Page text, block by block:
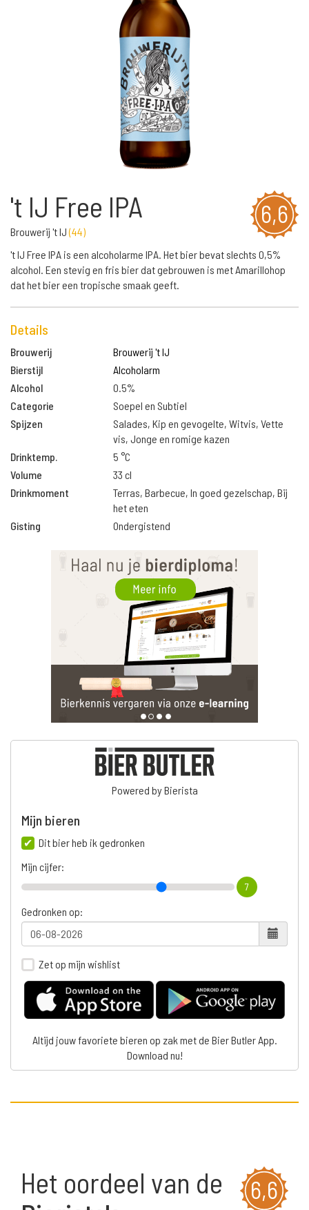
6,6
't IJ Free IPA
Brouwerij 't IJ(44)
't IJ Free IPA is een alcoholarme IPA. Het bier bevat slechts 0,5%
alcohol. Een stevig en fris bier dat gebrouwen is met Amarillohop
dat het bier een tropische smaak geeft.
Details
Brouwerij
Brouwerij 't IJ
Bierstijl
Alcoholarm
Alcohol
0.5%
Categorie
Soepel en Subtiel
Spijzen
Salades, Kip en gevogelte, Witvis, Vette
vis, Jonge en romige kazen
Drinktemp.
5 °C
Volume
33 cl
Drinkmoment
Terras, Barbecue, In goed gezelschap, Bij
het eten
Gisting
Ondergistend
Powered by Bierista
Mijn bieren
Dit bier heb ik gedronken
Mijn cijfer:
7
Gedronken op:
Zet op mijn wishlist
Altijd jouw favoriete bieren op zak met de Bier Butler App.
Download nu!
6,6
Het oordeel van de